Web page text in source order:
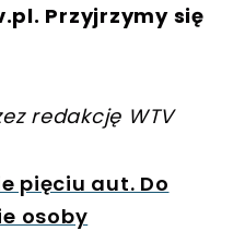
. Przyjrzymy się
redakcję WTV
pięciu aut. Do
osoby